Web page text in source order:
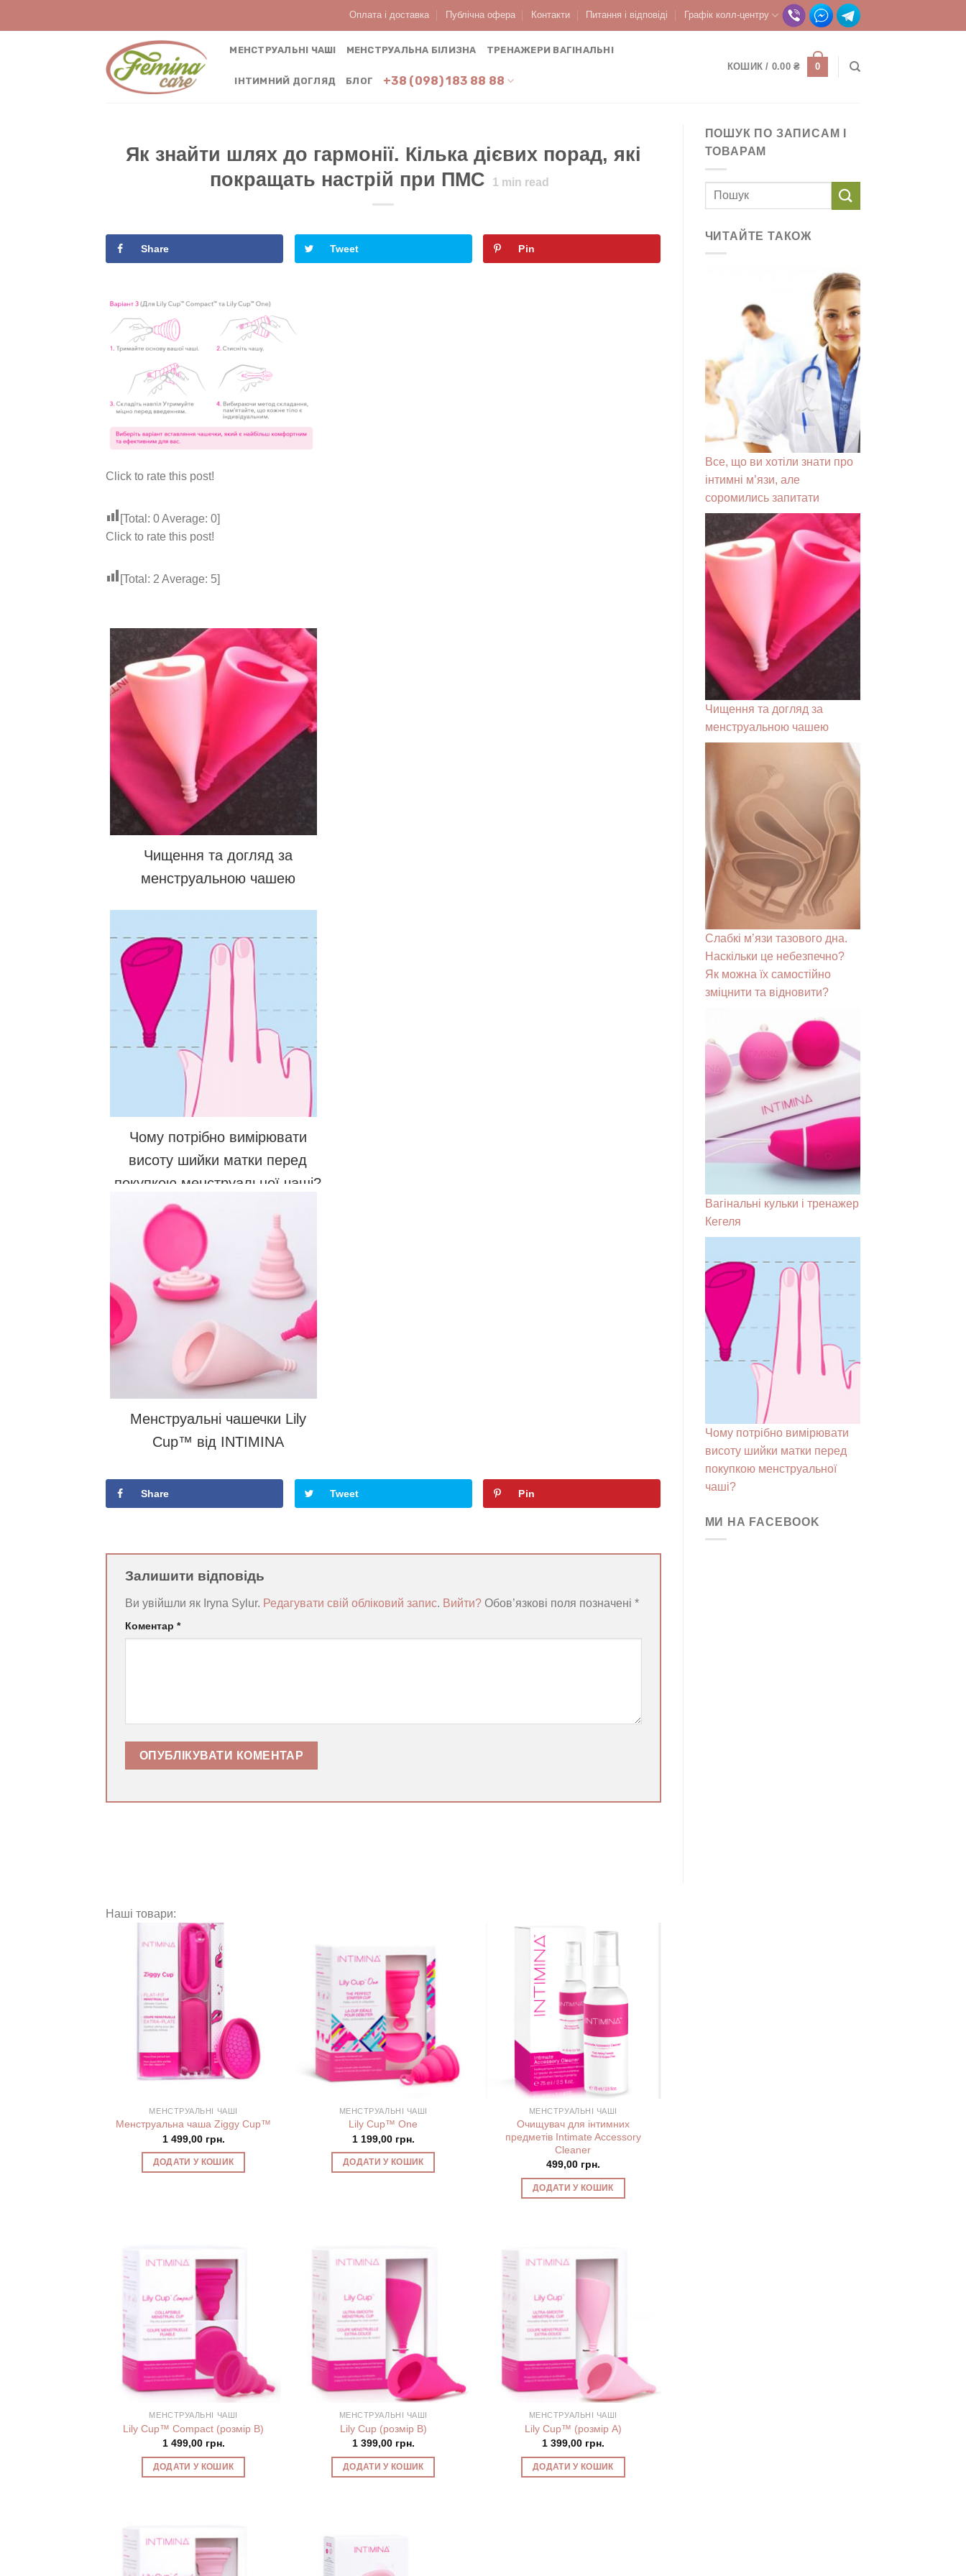
Оплата і доставка Публічна офера Контакти Питання і відповіді Графік колл-центру
МЕНСТРУАЛЬНІ ЧАШІ МЕНСТРУАЛЬНА БІЛИЗНА ТРЕНАЖЕРИ ВАГІНАЛЬНІ
IНТИМНИЙ ДОГЛЯД БЛОГ +38 (098) 183 88 88
КОШИК / 0.00₴ 0
Як знайти шлях до гармонії. Кілька дієвих порад, які
покращать настрій при ПМС
1 min read
Share Tweet Pin
Click to rate this post!
[Total: 0Average: 0]
Click to rate this post!
[Total: 2 Average: 5]
Чищення та догляд за
менструальною чашею
Чому потрібно вимірювати
висоту шийки матки перед
покупкою менструальної чаші?
Менструальні чашечки Lily
Cup™ від INTIMINA
Share Tweet Pin
Залишити відповідь
Ви увійшли як Iryna Sylur. Редагувати свій обліковий запис. Вийти? Обов’язкові поля позначені *
Коментар *
ПОШУК ПО ЗАПИСАМ І
ТОВАРАМ
ЧИТАЙТЕ ТАКОЖ
Все, що ви хотіли знати про
інтимні м’язи, але
соромились запитати
Чищення та догляд за
менструальною чашею
Слабкі м’язи тазового дна.
Наскільки це небезпечно?
Як можна їх самостійно
зміцнити та відновити?
Вагінальні кульки і тренажер
Кегеля
Чому потрібно вимірювати
висоту шийки матки перед
покупкою менструальної
чаші?
МИ НА FACEBOOK
Наші товари:
МЕНСТРУАЛЬНІ ЧАШІ
Менструальна чаша Ziggy Cup™
1 499,00 грн.
ДОДАТИ У КОШИК
МЕНСТРУАЛЬНІ ЧАШІ
Lily Cup™ One
1 199,00 грн.
ДОДАТИ У КОШИК
МЕНСТРУАЛЬНІ ЧАШІ
Очищувач для інтимних
предметів Intimate Accessory
Cleaner
499,00 грн.
ДОДАТИ У КОШИК
МЕНСТРУАЛЬНІ ЧАШІ
Lily Cup™ Compact (розмір B)
1 499,00 грн.
ДОДАТИ У КОШИК
МЕНСТРУАЛЬНІ ЧАШІ
Lily Cup (розмір В)
1 399,00 грн.
ДОДАТИ У КОШИК
МЕНСТРУАЛЬНІ ЧАШІ
Lily Cup™ (розмір А)
1 399,00 грн.
ДОДАТИ У КОШИК